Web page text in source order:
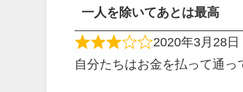
一人を除いてあとは最高
2020年3月28日
自分たちはお金を払って通っ